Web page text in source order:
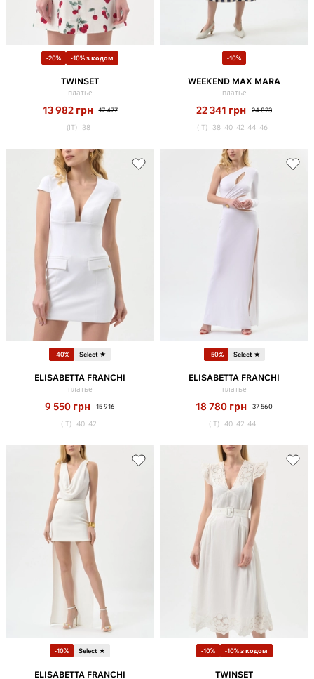
-20% -10% з кодом
TWINSET
платье
13 982 грн 17 477
(IT) 38
-10%
WEEKEND MAX MARA
платье
22 341 грн 24 823
(IT) 38 40 42 44 46
-40% Select ★
ELISABETTA FRANCHI
платье
9 550 грн 15 916
(IT) 40 42
-50% Select ★
ELISABETTA FRANCHI
платье
18 780 грн 37 560
(IT) 40 42 44
-10% Select ★
ELISABETTA FRANCHI
-10% -10% з кодом
TWINSET